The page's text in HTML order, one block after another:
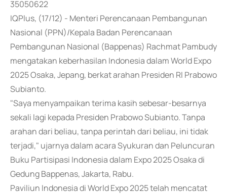
35050622
IQPlus, (17/12) - Menteri Perencanaan Pembangunan
Nasional (PPN)/Kepala Badan Perencanaan
Pembangunan Nasional (Bappenas) Rachmat Pambudy
mengatakan keberhasilan Indonesia dalam World Expo
2025 Osaka, Jepang, berkat arahan Presiden RI Prabowo
Subianto.
"Saya menyampaikan terima kasih sebesar-besarnya
sekali lagi kepada Presiden Prabowo Subianto. Tanpa
arahan dari beliau, tanpa perintah dari beliau, ini tidak
terjadi," ujarnya dalam acara Syukuran dan Peluncuran
Buku Partisipasi Indonesia dalam Expo 2025 Osaka di
Gedung Bappenas, Jakarta, Rabu.
Paviliun Indonesia di World Expo 2025 telah mencatat